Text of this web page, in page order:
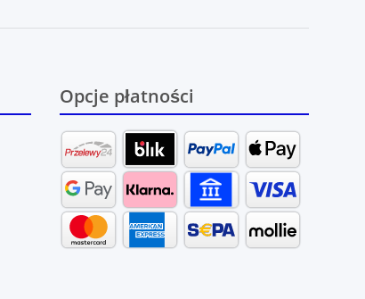
Opcje płatności